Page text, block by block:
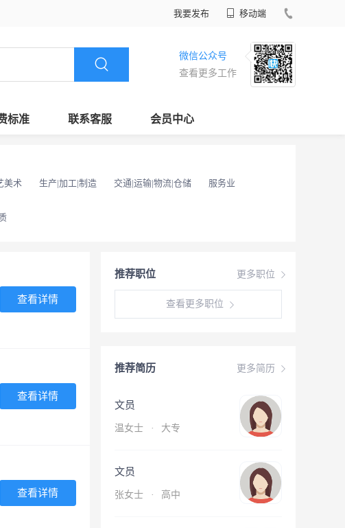
我要发布 移动端
微信公众号
查看更多工作
标准 联系客服 会员中心
美术 生产|加工|制造 交通|运输|物流|仓储
服务业
更多职位
推荐职位
查看更多职位
更多简历
推荐简历
文员
温女士 · 大专
文员
张女士 · 高中
查看详情
查看详情
查看详情